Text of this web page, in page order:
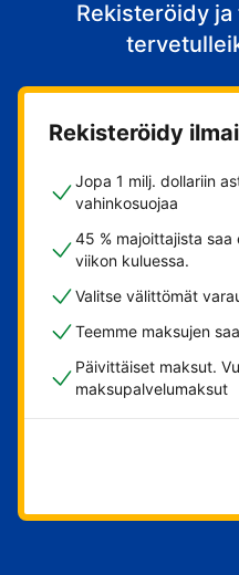
Rekisteröidy
Rekisteröidy
Jopa 1 milj. dollariin
vahinkosuojaa
45 % majoittajista saa
viikon kuluessa.
Valitse välittömät
Teemme maksujen
Päivittäiset maksut.
maksupalvelumaksut
Aloita